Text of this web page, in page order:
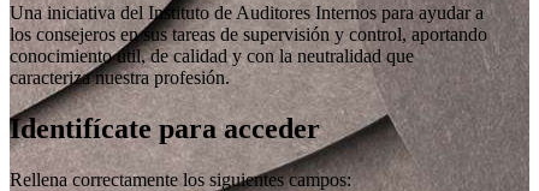
Una iniciativa del Instituto de Auditores Internos para ayudar a
los consejeros en sus tareas de supervisión y control, aportando
conocimiento útil, de calidad y con la neutralidad que
caracteriza nuestra profesión.
Identifícate para acceder
Rellena correctamente los siguientes campos: